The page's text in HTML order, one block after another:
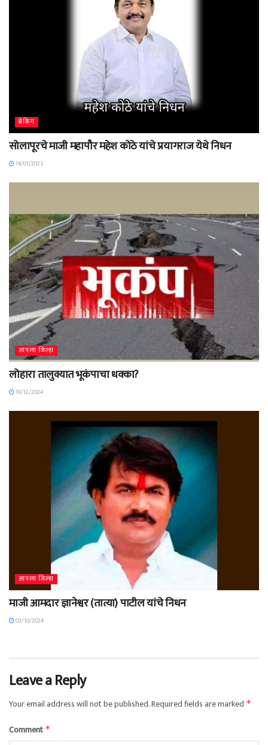
ब्रेकिंग
सोलापूरचे माजी महापौर महेश कोठे यांचे प्रयागराज येथे निधन
14/01/2025
आपला जिल्हा
लोहारा तालुक्यात भूकंपाचा धक्का?
19/12/2024
आपला जिल्हा
माजी आमदार ज्ञानेश्वर (तात्या) पाटील यांचे निधन
03/10/2024
Leave a Reply
Your email address will not be published.Required fields are marked *
Comment *